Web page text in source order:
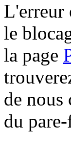
L'erreur
le
la page
de nous
du